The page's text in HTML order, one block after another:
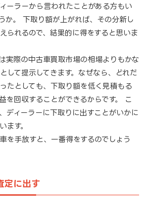
ーラーから言われたことがある方もい
か。 下取り額が上がれば、その分新し
られるので、結果的に得をすると思いま
実際の中古車買取市場の相場よりもかな
して提示してきます。なぜなら、どれだ
たとしても、下取り額を低く見積もる
を回収することができるからです。 こ
ディーラーに下取りに出すことがいかに
ます。
を手放すと、一番得をするのでしょう
定に出す